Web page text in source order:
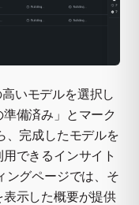
いモデルを選択し
備済み」とマーク
、完成したモデルを
できるインサイト
ングページでは、そ
示した概要が提供